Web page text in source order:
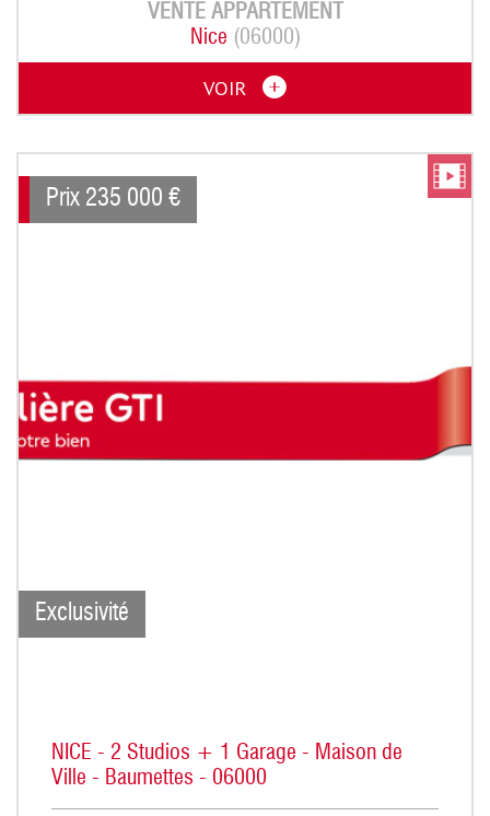
VENTE APPARTEMENT
Nice (06000)
VOIR
Exclusivité
Prix 235 000 €
NICE - 2 Studios + 1 Garage - Maison de
Ville - Baumettes - 06000